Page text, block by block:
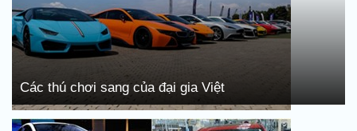
Các thú chơi sang của đại gia Việt